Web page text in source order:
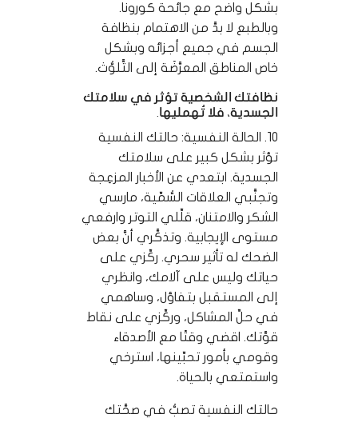
بشكل واضح مع جائحة كورونا.
وبالطبع لا بدَّ من الاهتمام بنظافة
الجسم في جميع أجزائه وبشكل
خاص المناطق المعرَّضَة إلى التَّلوُّث.
نظافتك الشخصية تؤثر في سلامتك
الجسدية، فلا تُهمليها.
10. الحالة النفسية: حالتك النفسية
تؤثر بشكل كبير على سلامتك
الجسدية. ابتعدي عن الأخبار المزعِجة
وتجنَّبي العلاقات السُّمِّية، مارسي
الشكر والامتنان، قلِّلي التوتر وارفعي
مستوى الإيجابية. وتذكَّري أنَّ بعض
الضحك له تأثير سحري. ركِّزي على
حياتك وليس على آلامك، وانظري
إلى المستقبل بتفاؤل، وساهمي
في حلِّ المشاكل، وركِّزي على نقاط
قوَّتك. اقضي وقتًا مع الأصدقاء
وقومي بأمور تحبِّينها، استرخي
واستمتعي بالحياة.
حالتك النفسية تصبُّ في صحَّتك